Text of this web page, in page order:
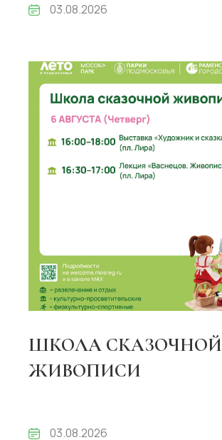
03.08.2026
ШКОЛА СКАЗОЧНОЙ
ЖИВОПИСИ
03.08.2026